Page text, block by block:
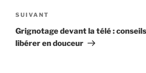
Article
suivant
SUIVANT
Grignotage devant la télé :
libérer en douceur